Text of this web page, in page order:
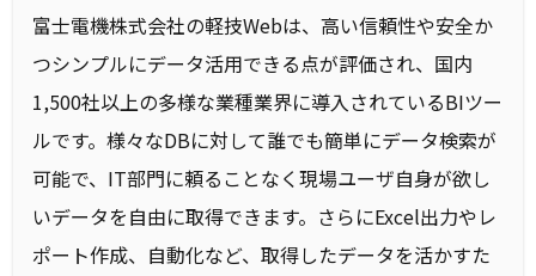
富士電機株式会社の軽技Webは、高い信頼性や安全か
つシンプルにデータ活用できる点が評価され、国内
1,500社以上の多様な業種業界に導入されているBIツー
ルです。様々なDBに対して誰でも簡単にデータ検索が
可能で、IT部門に頼ることなく現場ユーザ自身が欲し
いデータを自由に取得できます。さらにExcel出力やレ
ポート作成、自動化など、取得したデータを活かすた